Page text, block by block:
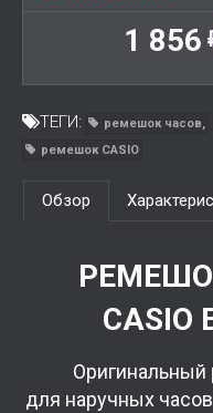
1 856
ТЕГИ: ремешок часов
ремешок CASIO
Обзор
CASIO
для наручных часов